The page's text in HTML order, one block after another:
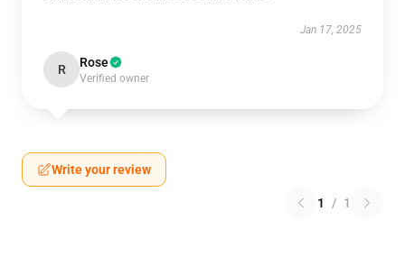
Jan 17, 2025
R Rose
Verified owner
Write your review
1 / 1